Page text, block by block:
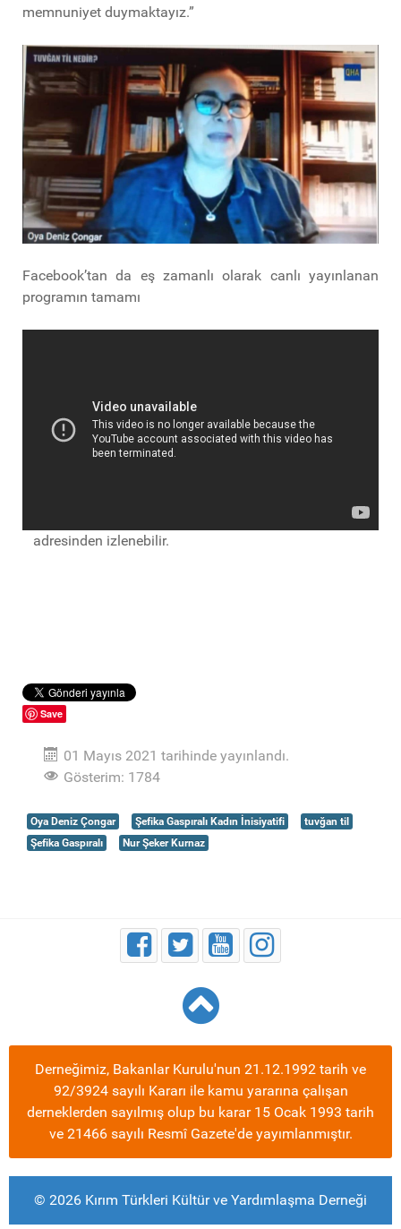
memnuniyet duymaktayız.”
Facebook’tan da eş zamanlı olarak canlı yayınlanan
programın tamamı
adresinden izlenebilir.
Save
01 Mayıs 2021 tarihinde yayınlandı.
Gösterim: 1784
Oya Deniz Çongar Şefika Gaspıralı Kadın İnisiyatifi
tuvğan til
Şefika Gaspıralı
Nur Şeker Kurnaz
Derneğimiz, Bakanlar Kurulu'nun 21.12.1992 tarih ve
92/3924 sayılı Kararı ile kamu yararına çalışan
derneklerden sayılmış olup bu karar 15 Ocak 1993 tarih
ve 21466 sayılı Resmî Gazete'de yayımlanmıştır.
© 2026 Kırım Türkleri Kültür ve Yardımlaşma Derneği